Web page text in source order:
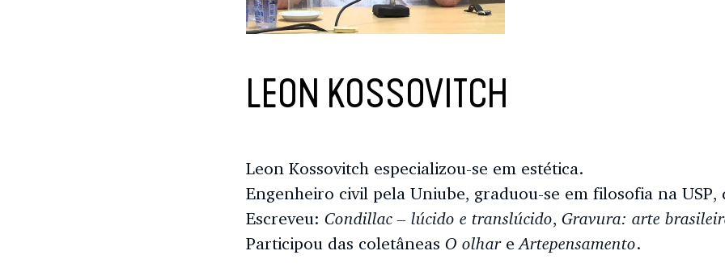
LEON KOSSOVITCH
Leon Kossovitch especializou-se em estética.
Engenheiro civil pela Uniube, graduou-se em filosofia na
Escreveu: Condillac – lúcido e translúcido, Gravura: arte
Participou das coletâneas O olhareArtepensamento.